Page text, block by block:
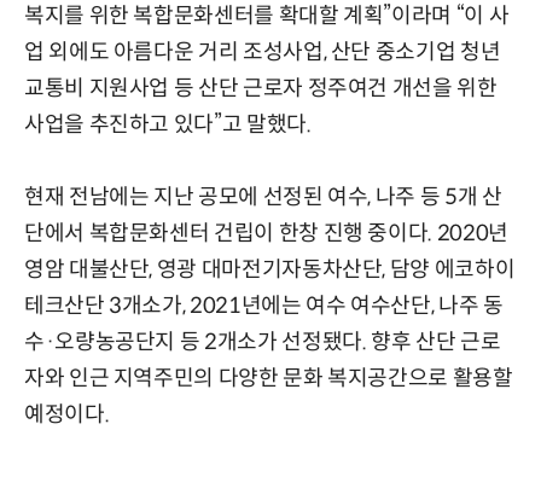
복지를 위한 복합문화센터를 확대할 계획”이라며 “이 사
업 외에도 아름다운 거리 조성사업, 산단 중소기업 청년
교통비 지원사업 등 산단 근로자 정주여건 개선을 위한
사업을 추진하고 있다”고 말했다.
현재 전남에는 지난 공모에 선정된 여수, 나주 등 5개 산
단에서 복합문화센터 건립이 한창 진행 중이다. 2020년
영암 대불산단, 영광 대마전기자동차산단, 담양 에코하이
테크산단 3개소가, 2021년에는 여수 여수산단, 나주 동
수·오량농공단지 등 2개소가 선정됐다. 향후 산단 근로
자와 인근 지역주민의 다양한 문화 복지공간으로 활용할
예정이다.